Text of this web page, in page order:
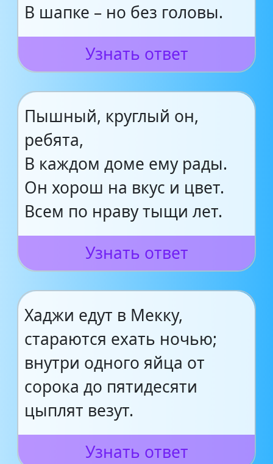
В шапке – но без головы.
Узнать ответ
Пышный, круглый он,
ребята,
В каждом доме ему рады.
Он хорош на вкус и цвет.
Всем по нраву тыщи лет.
Узнать ответ
Хаджи едут в Мекку,
стараются ехать ночью;
внутри одного яйца от
сорока до пятидесяти
цыплят везут.
Узнать ответ